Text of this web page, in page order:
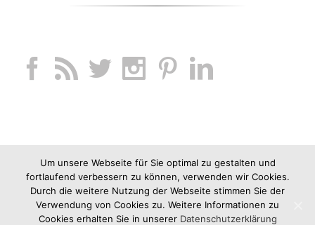
Um unsere Webseite für Sie optimal zu gestalten und
fortlaufend verbessern zu können, verwenden wir Cookies.
Durch die weitere Nutzung der Webseite stimmen Sie der
Verwendung von Cookies zu. Weitere Informationen zu
Cookies erhalten Sie in unserer Datenschutzerklärung